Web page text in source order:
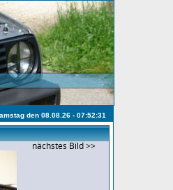
den 08.08.26 - 07:52:31
nächstes Bild >>